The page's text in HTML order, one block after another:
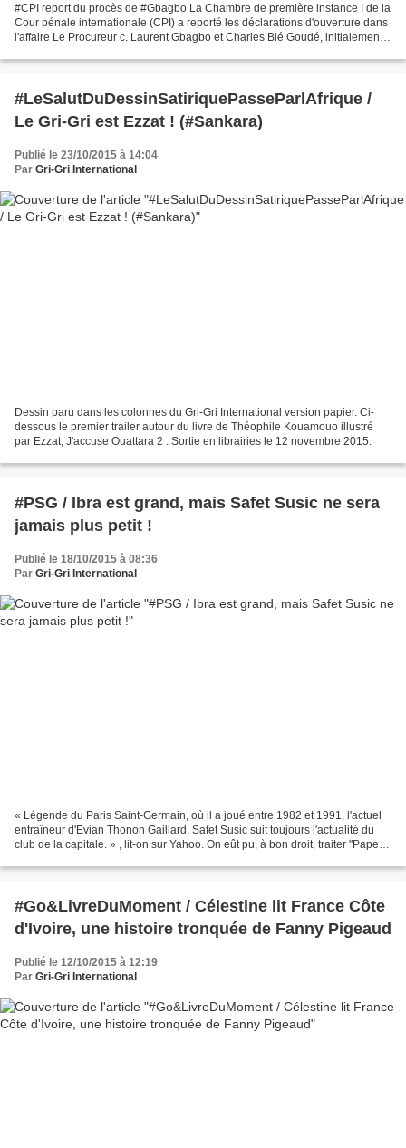
‪#‎CPI‬ report du procès de ‪#‎Gbagbo‬ La Chambre de première instance I de la
Cour pénale internationale (CPI) a reporté les déclarations d'ouverture dans
l'affaire Le Procureur c. Laurent Gbagbo et Charles Blé Goudé, initialement
#LeSalutDuDessinSatiriquePasseParlAfrique /
Le Gri-Gri est Ezzat ! (#Sankara)
Publié le 23/10/2015 à 14:04
Par Gri-Gri International
Dessin paru dans les colonnes du Gri-Gri International version papier. Ci-
dessous le premier trailer autour du livre de Théophile Kouamouo illustré
par Ezzat, J'accuse Ouattara 2 . Sortie en librairies le 12 novembre 2015.
#PSG / Ibra est grand, mais Safet Susic ne sera
jamais plus petit !
Publié le 18/10/2015 à 08:36
Par Gri-Gri International
« Légende du Paris Saint-Germain, où il a joué entre 1982 et 1991, l'actuel
entraîneur d'Evian Thonon Gaillard, Safet Susic suit toujours l'actualité du
club de la capitale. » , lit-on sur Yahoo. On eût pu, à bon droit, traiter "Pape" -
#Go&LivreDuMoment / Célestine lit France Côte
d'Ivoire, une histoire tronquée de Fanny Pigeaud
Publié le 12/10/2015 à 12:19
Par Gri-Gri International